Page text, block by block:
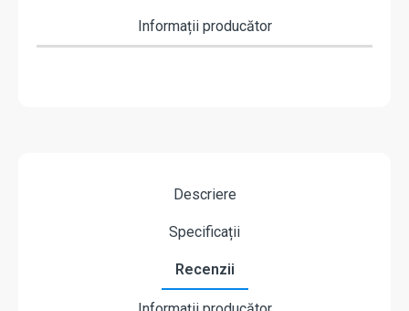
Informații producător
Descriere
Specificații
Recenzii